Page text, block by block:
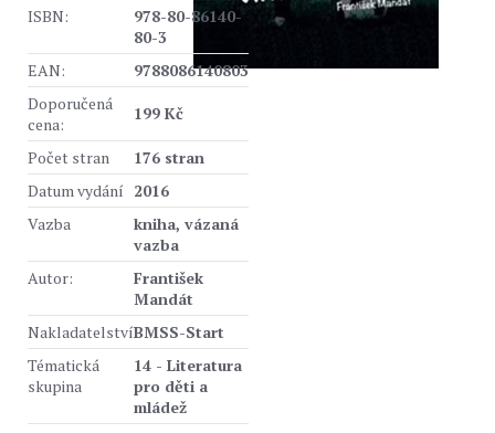
ISBN:
978-80-86140-
80-3
EAN:
9788086140803
Doporučená
cena:
199 Kč
Počet stran
176 stran
Datum vydání 2016
Vazba
kniha, vázaná
vazba
Autor:
František
Mandát
NakladatelstvíBMSS-Start
Tématická
skupina
14 - Literatura
pro děti a
mládež